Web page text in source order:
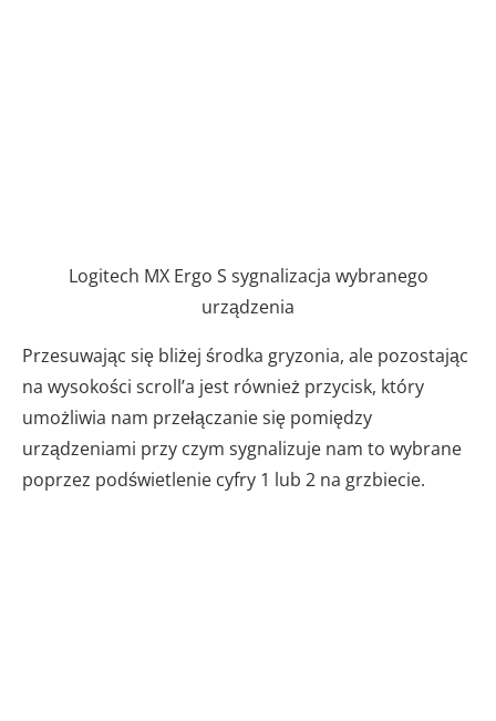
Logitech MX Ergo S sygnalizacja wybranego
urządzenia
Przesuwając się bliżej środka gryzonia, ale pozostając
na wysokości scroll’a jest również przycisk, który
umożliwia nam przełączanie się pomiędzy
urządzeniami przy czym sygnalizuje nam to wybrane
poprzez podświetlenie cyfry 1 lub 2 na grzbiecie.